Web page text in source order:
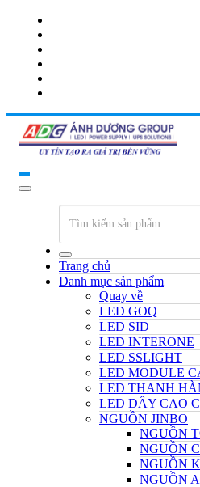
Trang chủ
Danh mục sản phẩm
Quay về
LED GOQ
LED SID
LED INTERONE
LED SSLIGHT
LED MODULE
LED THANH
LED DÂY CAO
NGUỒN JINBO
NGUỒN
NGUỒN
NGUỒN
NGUỒN